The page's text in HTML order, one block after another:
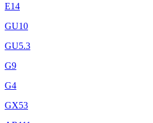
E14
GU10
GU5.3
G9
G4
GX53